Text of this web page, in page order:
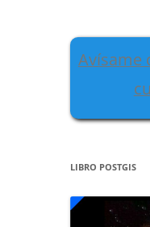
Avísame
LIBRO POSTGIS